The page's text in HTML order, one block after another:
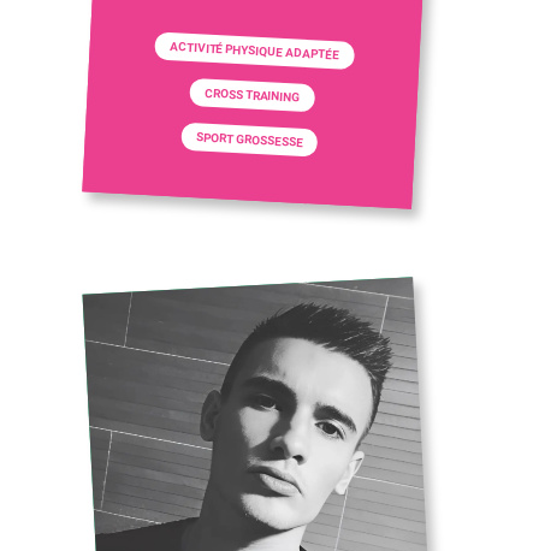
ACTIVITÉ PHYSIQUE ADAPTÉE
CROSS TRAINING
SPORT GROSSESSE